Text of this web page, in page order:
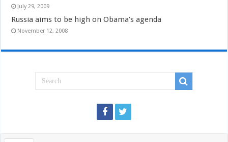
July 29, 2009
Russia aims to be high on Obama’s agenda
November 12, 2008